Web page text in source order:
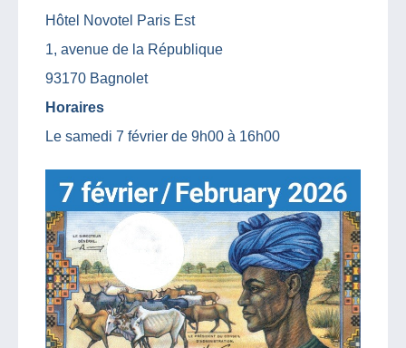
Hôtel Novotel Paris Est
1, avenue de la République
93170 Bagnolet
Horaires
Le samedi 7 février de 9h00 à 16h00